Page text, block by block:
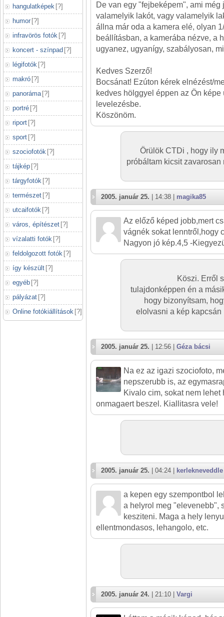
hangulatképek [?]
humor [?]
infravörös fotók [?]
koncert - színpad [?]
légifotók [?]
makró [?]
panoráma [?]
portré [?]
riport [?]
sport [?]
szociofotók [?]
tájkép [?]
tárgyfotók [?]
természet [?]
utcaifotók [?]
város, építészet [?]
vízalatti fotók [?]
feldolgozott fotók [?]
így készült [?]
egyéb [?]
pályázat [?]
Online fotókiállítások [?]
De van egy "fejbeképem", ami
valamelyik lakót, vagy valamelyik
állna már oda a kamera elé, olyan
beállításban, a kamerába nézve, a
ugyanez, ugyanígy, szabályosan,
Kedves Szerző!
Bocsánat! Ezúton kérek elnézést/
kedves hölggyel éppen az Ön
levelezésbe.
Köszönöm.
Örülök CTDi , hogy ily
próbáltam kicsit
2005. január 25. | 14:38 | magika85
Az előző képed jobb,mert
vágnék sokat lenntről,hogy
Nagyon jó kép.4,5 -
Köszi. Erről
tulajdonképpen én a
hogy bizonyítsam,
elolvasni a kép
2005. január 25. | 12:56 | Géza bácsi
Na ez az igazi szociofoto,
nepszerubb is, az
Kivalo cim, sokat nem lehet
onmagaert beszel. Kiallitasra vele!
2005. január 25. | 04:24 | kerlekneveddle
a kepen egy szempontbol
a helyrol meg "elevenebb",
kesziteni. Maga a hely
ellentmondasos, lehangolo, etc.
2005. január 24. | 21:10 | Vargi